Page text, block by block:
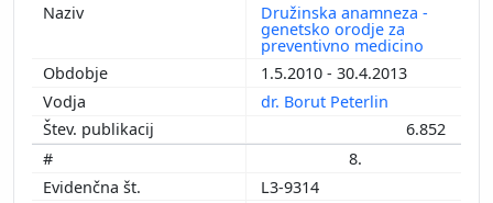
Družinska anamneza -
genetsko orodje za
preventivno medicino
1.5.2010 - 30.4.2013
dr. Borut Peterlin
6.852
8.
L3-9314